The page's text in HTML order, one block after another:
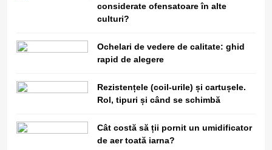
considerate ofensatoare în alte
culturi?
Ochelari de vedere de calitate: ghid
rapid de alegere
Rezistențele (coil-urile) și cartușele.
Rol, tipuri și când se schimbă
Cât costă să ții pornit un umidificator
de aer toată iarna?
Este sigur să folosești același
nume de utilizator pe toate
De ce în deșerturi temperatura
scade dramatic noaptea față de zi?